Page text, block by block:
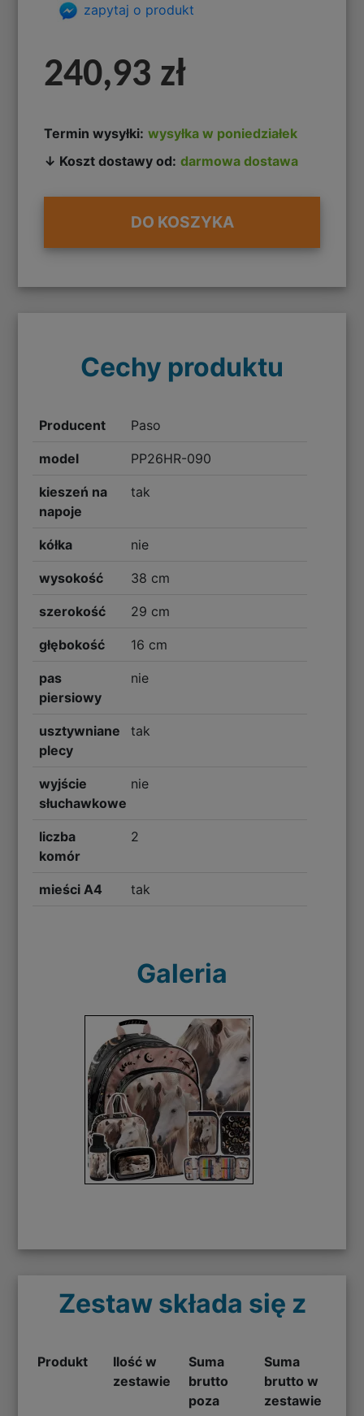
zapytaj o produkt
240,93 zł
Termin wysyłki: wysyłka w poniedziałek
↓ Koszt dostawy od: darmowa dostawa
DO KOSZYKA
Cechy produktu
Producent Paso
model PP26HR-090
kieszeń na
napoje
tak
kółka nie
wysokość 38 cm
szerokość 29 cm
głębokość 16 cm
pas
piersiowy
nie
usztywniane
plecy
tak
wyjście
słuchawkowe
nie
liczba
komór
2
mieści A4 tak
Galeria
Zestaw składa się z
Produkt
Ilość w
zestawie
Suma
brutto
poza
Suma
brutto w
zestawie